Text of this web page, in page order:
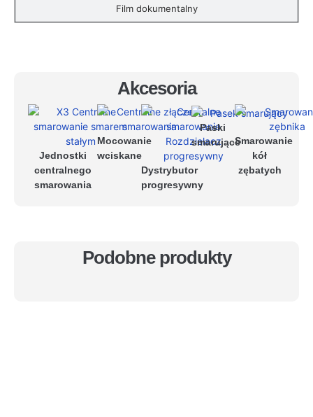
Film dokumentalny
Akcesoria
Jednostki
centralnego
smarowania
Mocowanie
wciskane
Dystrybutor
progresywny
Paski
smarująceSmarowanie
kół
zębatych
Podobne produkty